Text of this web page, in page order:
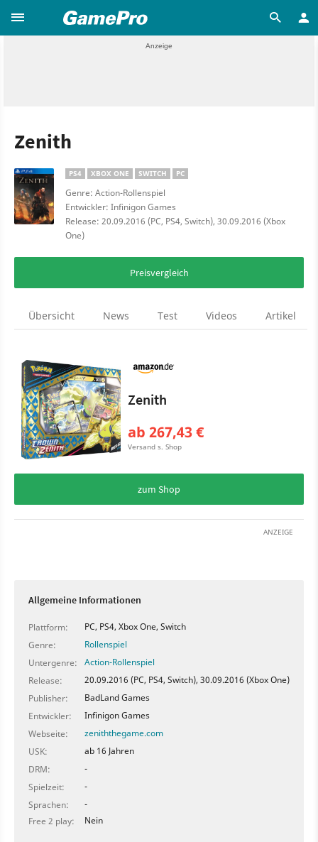
Zenith
PS4 XBOX ONE SWITCH PC
Genre: Action-Rollenspiel
Entwickler: Infinigon Games
Release: 20.09.2016 (PC, PS4, Switch), 30.09.2016 (Xbox
One)
Preisvergleich
Übersicht News Test Videos Artikel
Zenith
ab 267,43 €
Versand s. Shop
zum Shop
ANZEIGE
Allgemeine Informationen
Plattform:
PC, PS4, Xbox One, Switch
Genre:
Rollenspiel
Untergenre:
Action-Rollenspiel
Release:
20.09.2016 (PC, PS4, Switch), 30.09.2016 (Xbox One)
Publisher:
BadLand Games
Entwickler:
Infinigon Games
Webseite:
zeniththegame.com
USK:
ab 16 Jahren
DRM:
-
Spielzeit:
-
Sprachen:
-
Free 2 play:
Nein